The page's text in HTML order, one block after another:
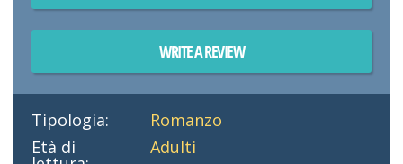
WRITE A REVIEW
Tipologia:
Romanzo
Età di
Adulti